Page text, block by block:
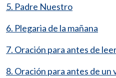
5. Padre Nuestro
6. Plegaria de la mañana
7. Oración para antes de
8. Oración para antes de un